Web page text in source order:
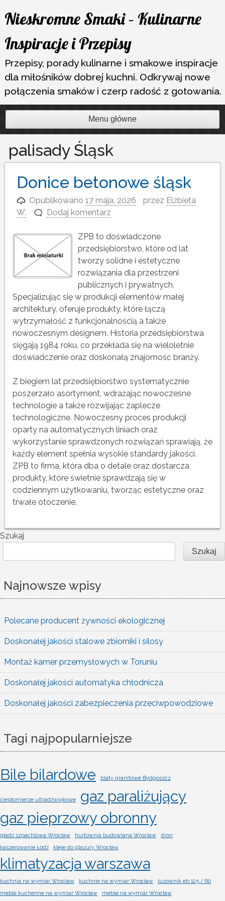
Przejdź
do
treści
Nieskromne Smaki – Kulinarne
Inspiracje i Przepisy
Przepisy, porady kulinarne i smakowe inspiracje
dla miłośników dobrej kuchni. Odkrywaj nowe
połączenia smaków i czerp radość z gotowania.
Menu główne
palisady Śląsk
Donice betonowe śląsk
Opublikowano17 maja, 2026 przez Elżbieta
W.
Dodaj komentarz
ZPB to doświadczone
przedsiębiorstwo, które od lat
tworzy solidne i estetyczne
rozwiązania dla przestrzeni
publicznych i prywatnych.
Specjalizując się w produkcji elementów małej
architektury, oferuje produkty, które łączą
wytrzymałość z funkcjonalnością a także
nowoczesnym designem. Historia przedsiębiorstwa
sięgają 1984 roku, co przekłada się na wieloletnie
doświadczenie oraz doskonałą znajomość branży.
Z biegiem lat przedsiębiorstwo systematycznie
poszerzało asortyment, wdrażając nowoczesne
technologie a także rozwijając zaplecze
technologiczne. Nowoczesny proces produkcji
oparty na automatycznych liniach oraz
wykorzystanie sprawdzonych rozwiązań sprawiają, że
każdy element spełnia wysokie standardy jakości.
ZPB to firma, która dba o detale oraz dostarcza
produkty, które świetnie sprawdzają się w
codziennym użytkowaniu, tworząc estetyczne oraz
trwałe otoczenie.
Szukaj
Szukaj
Najnowsze wpisy
Polecane producent żywności ekologicznej
Doskonałej jakości stalowe zbiorniki i silosy
Montaż kamer przemysłowych w Toruniu
Doskonałej jakości automatyka chłodnicza
Doskonałej jakości zabezpieczenia przeciwpowodziowe
Tagi najpopularniejsze
Bile bilardowe blaty granitowe Bydgoszcz
ciepłomierze ultradźwiękowe
gaz paraliżujący
gaz pieprzowy obronny
gładź szpachlowa Wrocław hurtownia budowlana Wrocław
itron
kaszerowanie Łódź
kleje do glazury Wrocław
klimatyzacja warszawa
kuchnia na wymiar Wrocław kuchnie na wymiar Wrocław
luzownik eb 125 / 60
meble kuchenne na wymiar Wrocław
meble na wymiar Wrocław